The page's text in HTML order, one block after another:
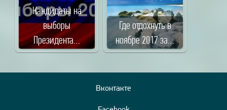
Кандидаты на
выборы
Президента…
Где отдохнуть в
ноябре 2017 за…
Вконтакте